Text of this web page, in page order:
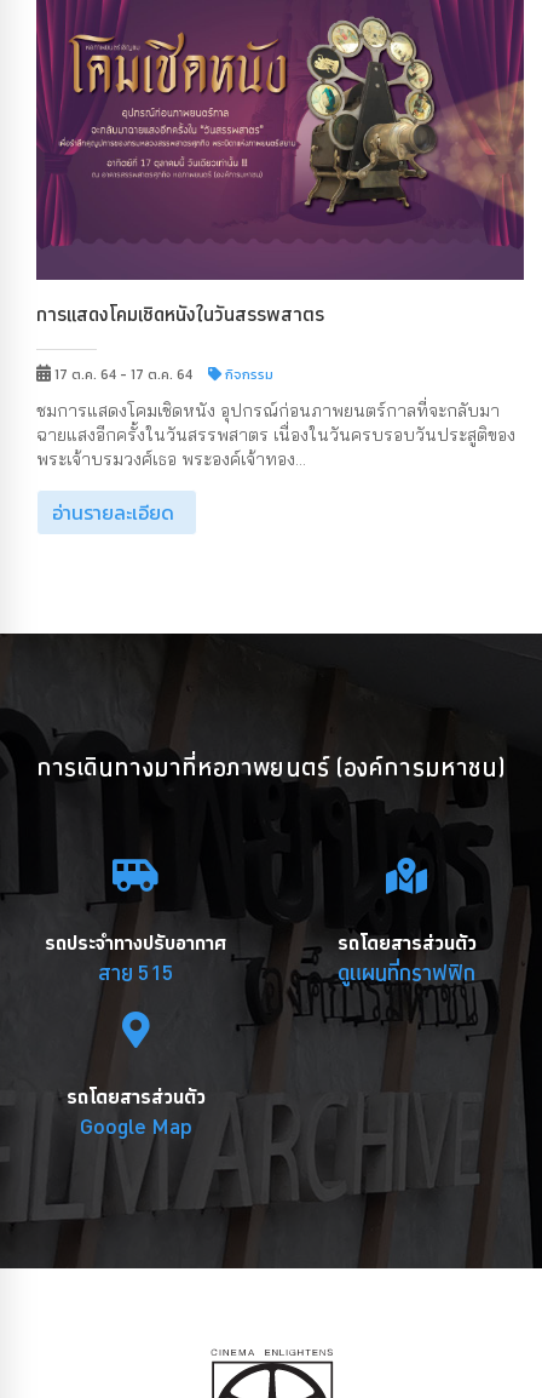
การแสดงโคมเชิดหนังในวันสรรพสาตร
17 ต.ค. 64 - 17 ต.ค. 64 กิจกรรม
ชมการแสดงโคมเชิดหนัง อุปกรณ์ก่อนภาพยนตร์กาลที่จะกลับมา
ฉายแสงอีกครั้งในวันสรรพสาตร เนื่องในวันครบรอบวันประสูติของ
พระเจ้าบรมวงศ์เธอ พระองค์เจ้าทอง...
อ่านรายละเอียด
การเดินทางมาที่หอภาพยนตร์ (องค์การมหาชน)
รถประจำทางปรับอากาศ
สาย 515
รถโดยสารส่วนตัว
ดูแผนที่กราฟฟิก
รถโดยสารส่วนตัว
Google Map